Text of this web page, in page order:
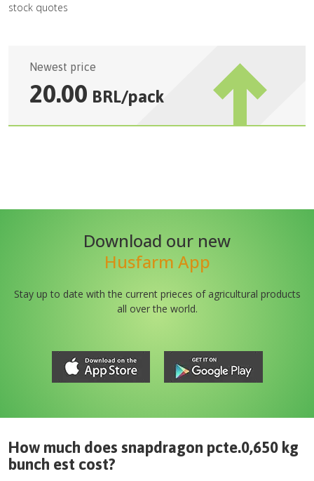
stock quotes
Newest price
20.00 BRL/pack
Download our new
Husfarm App
Stay up to date with the current prieces of agricultural products
all over the world.
How much does snapdragon pcte.0,650 kg
bunch est cost?